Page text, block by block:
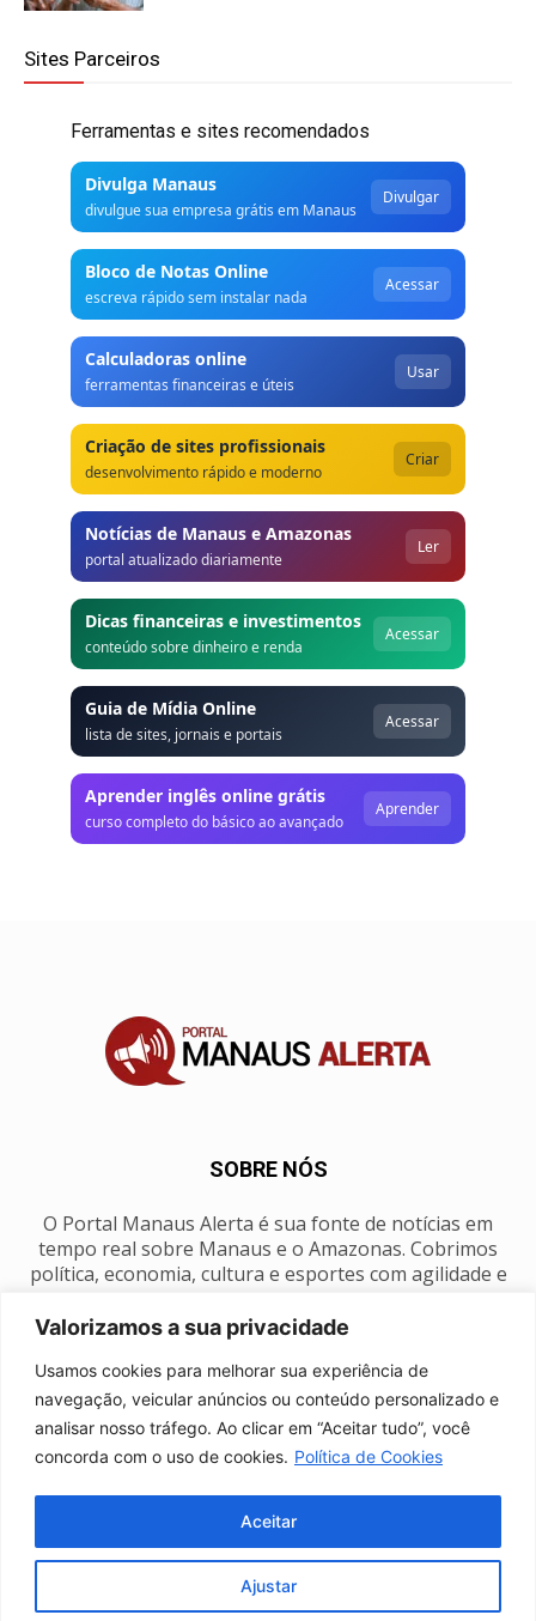
Valorizamos a sua privacidade
Usamos cookies para melhorar sua experiência de
navegação, veicular anúncios ou conteúdo personalizado e
analisar nosso tráfego. Ao clicar em “Aceitar tudo”, você
concorda com o uso de cookies. Política de Cookies
Ajustar
Aceitar
Sites Parceiros
Ferramentas e sites recomendados
Divulga Manaus
divulgue sua empresa grátis em Manaus
Divulgar
Bloco de Notas Online
escreva rápido sem instalar nada
Acessar
Calculadoras online
ferramentas financeiras e úteis
Usar
Criação de sites profissionais
desenvolvimento rápido e moderno
Criar
Notícias de Manaus e Amazonas
portal atualizado diariamente
Ler
Dicas financeiras e investimentos
conteúdo sobre dinheiro e renda
Acessar
Guia de Mídia Online
lista de sites, jornais e portais
Acessar
Aprender inglês online grátis
curso completo do básico ao avançado
Aprender
SOBRE NÓS
O Portal Manaus Alerta é sua fonte de notícias em
tempo real sobre Manaus e o Amazonas. Cobrimos
política, economia, cultura e esportes com agilidade e
SIGA-NOS
Fale conosco